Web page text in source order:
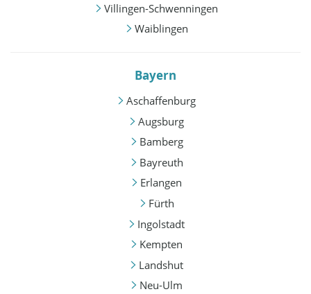
Villingen-Schwenningen
Waiblingen
Bayern
Aschaffenburg
Augsburg
Bamberg
Bayreuth
Erlangen
Fürth
Ingolstadt
Kempten
Landshut
Neu-Ulm